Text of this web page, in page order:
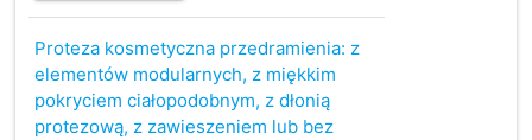
Proteza kosmetyczna przedramienia: z
elementów modularnych, z miękkim
pokryciem ciałopodobnym, z dłonią
protezową, z zawieszeniem lub bez